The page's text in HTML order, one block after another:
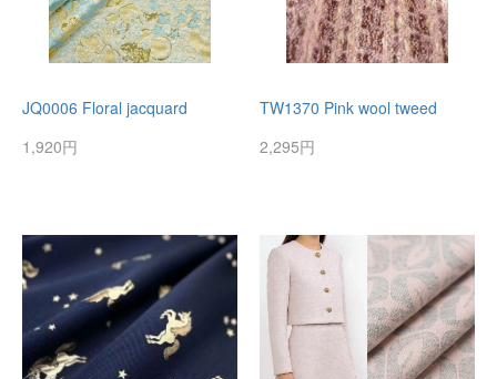
JQ0006 Floral jacquard
1,920円
TW1370 Pink wool tweed
2,295円